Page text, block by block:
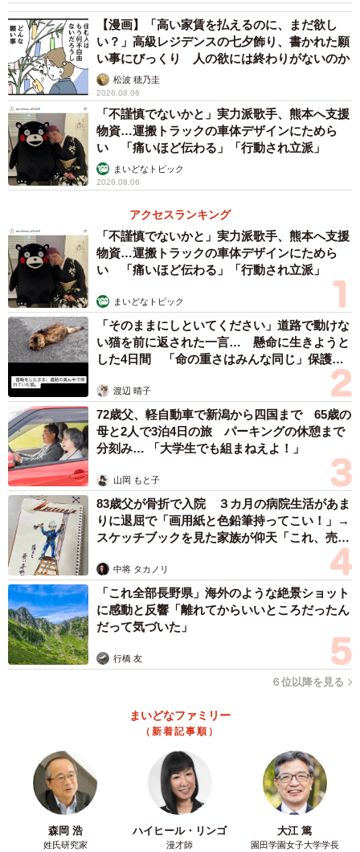
【漫画】「高い家賃を払えるのに、まだ欲し
い？」高級レジデンスの七夕飾り、書かれた願
い事にびっくり 人の欲には終わりがないのか
松波 穂乃圭
2026.08.06
「不謹慎でないかと」実力派歌手、熊本へ支援
物資…運搬トラックの車体デザインにためら
い 「痛いほど伝わる」「行動され立派」
まいどなトピック
2026.08.06
アクセスランキング
「不謹慎でないかと」実力派歌手、熊本へ支援
物資…運搬トラックの車体デザインにためら
い 「痛いほど伝わる」「行動され立派」
まいどなトピック
「そのままにしといてください」道路で動けな
い猫を前に返された一言… 懸命に生きようと
した4日間 「命の重さはみんな同じ」保護団
渡辺 晴子
72歳父、軽自動車で新潟から四国まで 65歳の
母と2人で3泊4日の旅 パーキングの休憩まで
分刻み… 「大学生でも組まねえよ！」
山岡 もと子
83歳父が骨折で入院 ３カ月の病院生活があま
りに退屈で「画用紙と色鉛筆持ってこい！」→
スケッチブックを見た家族が仰天「これ、売れ
中将 タカノリ
「これ全部長野県」海外のような絶景ショット
に感動と反響「離れてからいいところだったん
だって気づいた」
行橋 友
６位以降を見る
まいどなファミリー
（新着記事順）
森岡 浩
姓氏研究家
ハイヒール・リンゴ
漫才師
大江 篤
園田学園女子大学学長